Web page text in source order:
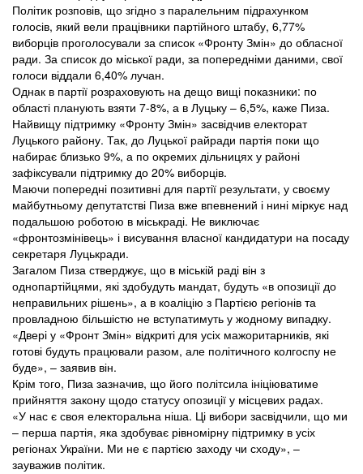
Політик розповів, що згідно з паралельним підрахунком
голосів, який вели працівники партійного штабу, 6,77%
виборців проголосували за список «Фронту Змін» до обласної
ради. За список до міської ради, за попередніми даними, свої
голоси віддали 6,40% лучан.
Однак в партії розраховують на дещо вищі показники: по
області планують взяти 7-8%, а в Луцьку – 6,5%, каже Пиза.
Найвищу підтримку «Фронту Змін» засвідчив електорат
Луцького району. Так, до Луцької райради партія поки що
набирає близько 9%, а по окремих дільницях у районі
зафіксували підтримку до 20% виборців.
Маючи попередні позитивні для партії результати, у своєму
майбутньому депутатстві Пиза вже впевнений і нині міркує над
подальшою роботою в міськраді. Не виключає
«фронтозмінівець» і висування власної кандидатури на посаду
секретаря Луцькради.
Загалом Пиза стверджує, що в міській раді він з
однопартійцями, які здобудуть мандат, будуть «в опозиції до
неправильних рішень», а в коаліцію з Партією регіонів та
провладною більшістю не вступатимуть у жодному випадку.
«Двері у «Фронт Змін» відкриті для усіх мажоритарників, які
готові будуть працювали разом, але політичного колгоспу не
буде», – заявив він.
Крім того, Пиза зазначив, що його політсила ініціюватиме
прийняття закону щодо статусу опозиції у місцевих радах.
«У нас є своя електоральна ніша. Ці вибори засвідчили, що ми
– перша партія, яка здобуває рівномірну підтримку в усіх
регіонах України. Ми не є партією заходу чи сходу», –
зауважив політик.